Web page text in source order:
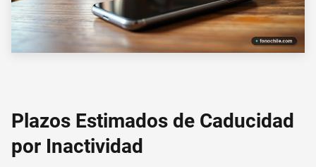
Plazos Estimados de Caducidad
por Inactividad